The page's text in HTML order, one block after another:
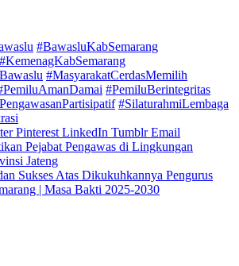
#BawasluKabSemarang
#KemenagKabSemarang
#MasyarakatCerdasMemilih
#PemiluBerintegritas
#SilaturahmiLembaga
Pinterest LinkedIn Tumblr Email
Pejabat Pengawas di Lingkungan
Jateng
Sukses Atas Dikukuhkannya Pengurus
| Masa Bakti 2025-2030